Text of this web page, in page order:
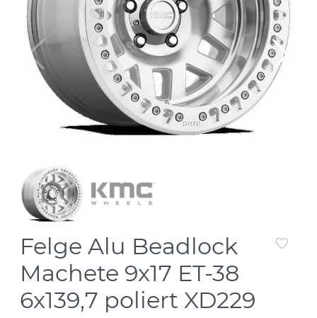
Felge Alu Beadlock
Machete 9x17 ET-38
6x139,7 poliert XD229